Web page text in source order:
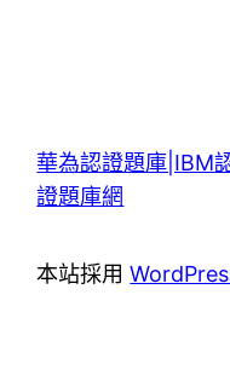
華為認證題庫|IBM
證題庫網
本站採用